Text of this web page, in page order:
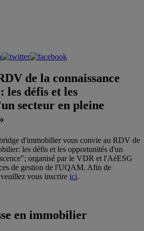
de la connaissance
les défis et les
secteur en pleine
d'immobilier vous convie au RDV de
les défis et les opportunités d'un
organisé par le VDR et l'AéESG
de gestion de l'UQAM. Afin de
vous inscrire ici.
en immobilier